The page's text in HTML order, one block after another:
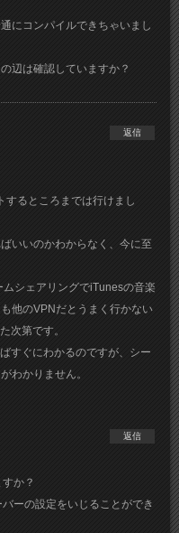
にコンパイルできちゃいまし
辺は確認していますか？
するところまでは行けまし
いいのかわからなく、今に至
シェアリングでiTunesの音楽
他のVPNだとうまく行かない
次第です。
すぐにわかるのですが、シー
わかりません。
返信
か？
ーの設定をいじることができ
返信